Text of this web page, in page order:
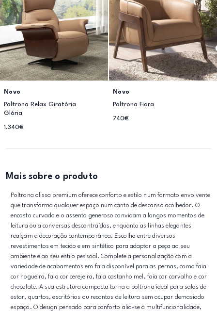
Novo
Poltrona Relax Giratória
Glória
1.340€
Novo
Poltrona Fiara
740€
Mais sobre o produto
Poltrona alissa premium oferece conforto e estilo num formato envolvente
que transforma qualquer espaço num canto de descanso acolhedor. O
encosto curvado e o assento generoso convidam a longos momentos de
leitura ou a conversas descontraídas, enquanto as linhas elegantes
realçam a decoração contemporânea. Escolha entre diversos
revestimentos em tecido e em sintético para adaptar a peça ao seu
ambiente e ao seu estilo pessoal. Complete a personalização com a
variedade de acabamentos em faia disponível para as pernas, como faia
cor nogueira, faia cor cerejeira, faia castanho mel, faia cor carvalho e cor
chocolate. A sua estrutura compacta torna a poltrona ideal para salas de
estar, quartos, escritórios ou recantos de leitura sem ocupar demasiado
espaço. O design pensado para conforto alia-se à multifuncionalidade,